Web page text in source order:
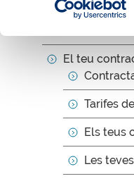
El teu
Tarifes
Els teus
Les